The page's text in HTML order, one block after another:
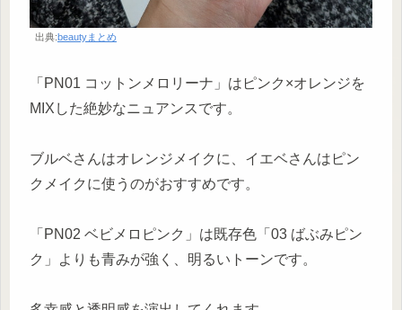
出典:beautyまとめ
「PN01 コットンメロリーナ」はピンク×オレンジを
MIXした絶妙なニュアンスです。
ブルベさんはオレンジメイクに、イエベさんはピン
クメイクに使うのがおすすめです。
「PN02 ベビメロピンク」は既存色「03 ばぶみピン
ク」よりも青みが強く、明るいトーンです。